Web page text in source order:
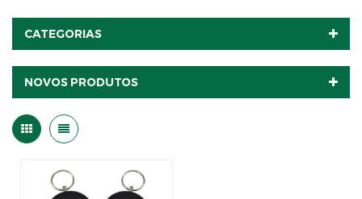
CATEGORIAS
NOVOS PRODUTOS